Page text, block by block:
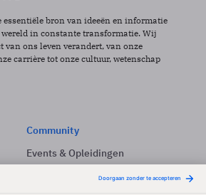
essentiële bron van ideeën en informatie
wereld in constante transformatie. Wij
van ons leven verandert, van onze
carrière tot onze cultuur, wetenschap
Community
Events & Opleidingen
Nieuwsbrieven